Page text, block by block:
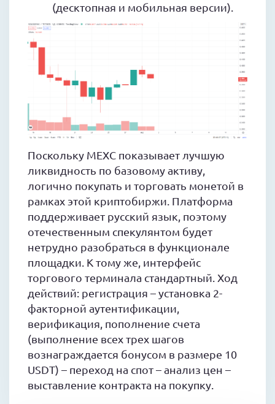
(десктопная и мобильная версии).
Поскольку MEXC показывает лучшую
ликвидность по базовому активу,
логично покупать и торговать монетой в
рамках этой криптобиржи. Платформа
поддерживает русский язык, поэтому
отечественным спекулянтом будет
нетрудно разобраться в функционале
площадки. К тому же, интерфейс
торгового терминала стандартный. Ход
действий: регистрация – установка 2-
факторной аутентификации,
верификация, пополнение счета
(выполнение всех трех шагов
вознаграждается бонусом в размере 10
USDT) – переход на спот – анализ цен –
выставление контракта на покупку.